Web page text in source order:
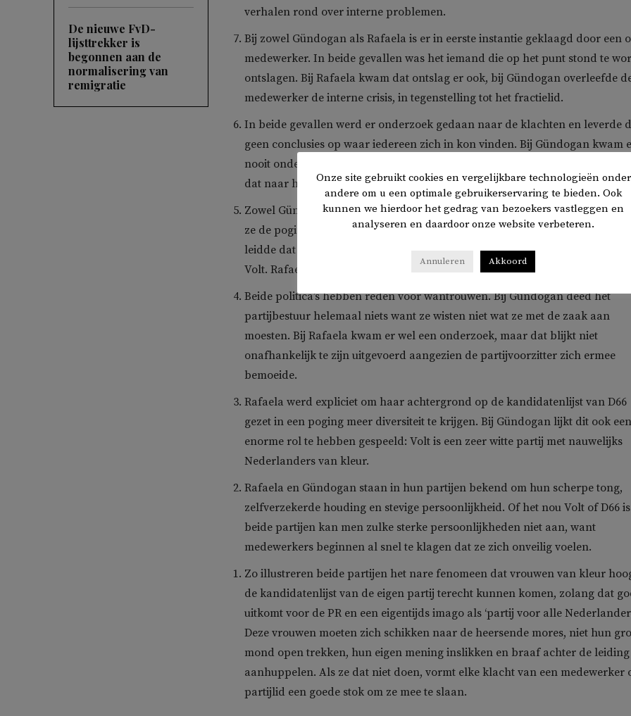
De nieuwe FvD-
lijsttrekker is
begonnen aan de
normalisering van
remigratie
verhalen rond over interne problemen.
Bij zowel Gündogan als Rafaela is er in eerste instantie geklaagd door een
medewerker. In beide gevallen was het iemand die op het punt stond te
ontslagen. Bij Rafaela kwam dat ontslag er ook, bij Gündogan overleefde
medewerker de interne crisis, in tegenstelling tot het fractielid.
In beide gevallen werd er onderzoek gedaan naar de klachten en leverde
geen conclusies op waar iedereen zich in kon vinden. Bij Gündogan kwam
nooit onderzoek waar alle partijen achter stonden. Rafaela vindt het
dat naar haar is gedaan gepruts.
Zowel Gündogan als Rafaela hebben een advocaat in de arm genomen
ze de pogingen om hun naam te besmeuren willen tegengaan. Bij Gündogan
leidde dat tot een kort geding en een groot aantal aangiftes tegen mensen
Volt. Rafaela heeft ook een advocaat ingeschakeld.
Beide politica’s hebben reden voor wantrouwen. Bij Gündogan deed het
partijbestuur helemaal niets want ze wisten niet wat ze met de zaak aan
moesten. Bij Rafaela kwam er wel een onderzoek, maar dat blijkt niet
onafhankelijk te zijn uitgevoerd aangezien de partijvoorzitter zich ermee
bemoeide.
Rafaela werd expliciet om haar achtergrond op de kandidatenlijst van D66
gezet in een poging meer diversiteit te krijgen. Bij Gündogan lijkt dit ook een
enorme rol te hebben gespeeld: Volt is een zeer witte partij met nauwelijks
Nederlanders van kleur.
Rafaela en Gündogan staan in hun partijen bekend om hun scherpe tong,
zelfverzekerde houding en stevige persoonlijkheid. Of het nou Volt of D66
beide partijen kan men zulke sterke persoonlijkheden niet aan, want
medewerkers beginnen al snel te klagen dat ze zich onveilig voelen.
Zo illustreren beide partijen het nare fenomeen dat vrouwen van kleur
de kandidatenlijst van de eigen partij terecht kunnen komen, zolang dat
uitkomt voor de PR en een eigentijds imago als ‘partij voor alle
Deze vrouwen moeten zich schikken naar de heersende mores, niet hun
mond open trekken, hun eigen mening inslikken en braaf achter de leiding
aanhuppelen. Als ze dat niet doen, vormt elke klacht van een medewerker
partijlid een goede stok om ze mee te slaan.
Onze site gebruikt cookies en vergelijkbare technologieën onder
andere om u een optimale gebruikerservaring te bieden. Ook
kunnen we hierdoor het gedrag van bezoekers vastleggen en
analyseren en daardoor onze website verbeteren.
Annuleren Akkoord